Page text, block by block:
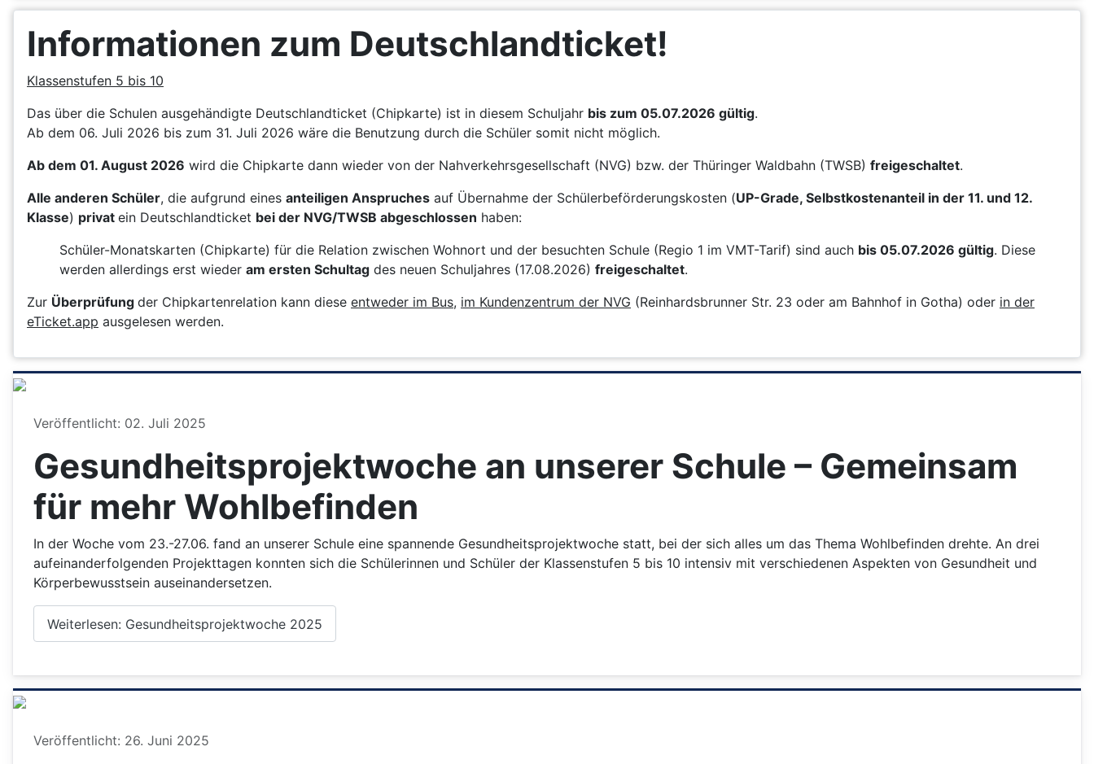
Informationen zum Deutschlandticket!
Klassenstufen 5 bis 10
Das über die Schulen ausgehändigte Deutschlandticket (Chipkarte) ist in diesem Schuljahr bis zum 05.07.2026 gültig.
Ab dem 06. Juli 2026 bis zum 31. Juli 2026 wäre die Benutzung durch die Schüler somit nicht möglich.
Ab dem 01. August 2026 wird die Chipkarte dann wieder von der Nahverkehrsgesellschaft (NVG) bzw. der Thüringer Waldbahn (TWSB) freigeschaltet.
Alle anderen Schüler, die aufgrund eines anteiligen Anspruches auf Übernahme der Schülerbeförderungskosten (UP-Grade, Selbstkostenanteil in der 11. und 12.
Klasse) privat ein Deutschlandticket bei der NVG/TWSB abgeschlossen haben:
Schüler-Monatskarten (Chipkarte) für die Relation zwischen Wohnort und der besuchten Schule (Regio 1 im VMT-Tarif) sind auch bis 05.07.2026 gültig. Diese
werden allerdings erst wieder am ersten Schultag des neuen Schuljahres (17.08.2026) freigeschaltet.
Zur Überprüfung der Chipkartenrelation kann diese entweder im Bus, im Kundenzentrum der NVG (Reinhardsbrunner Str. 23 oder am Bahnhof in Gotha) oder in der
eTicket.app ausgelesen werden.
Details
Veröffentlicht: 02. Juli 2025
Gesundheitsprojektwoche an unserer Schule – Gemeinsam
für mehr Wohlbefinden
In der Woche vom 23.-27.06. fand an unserer Schule eine spannende Gesundheitsprojektwoche statt, bei der sich alles um das Thema Wohlbefinden drehte. An drei
aufeinanderfolgenden Projekttagen konnten sich die Schülerinnen und Schüler der Klassenstufen 5 bis 10 intensiv mit verschiedenen Aspekten von Gesundheit und
Körperbewusstsein auseinandersetzen.
Weiterlesen: Gesundheitsprojektwoche 2025
Details
Veröffentlicht: 26. Juni 2025